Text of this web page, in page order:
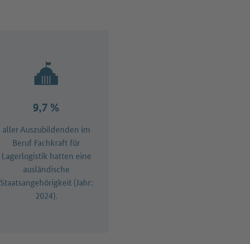
9,7 %
aller Auszubildenden im
Beruf Fachkraft für
Lagerlogistik hatten eine
ausländische
Staatsangehörigkeit (Jahr:
2024).